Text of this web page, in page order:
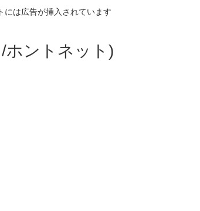
には広告が挿入されています
ホントネット)